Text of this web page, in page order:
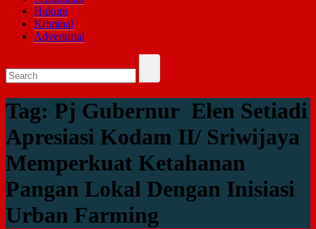
Hukum
Kriminal
Advertorial
Tag: Pj Gubernur Elen Setiadi
Apresiasi Kodam II/ Sriwijaya
Memperkuat Ketahanan
Pangan Lokal Dengan Inisiasi
Urban Farming